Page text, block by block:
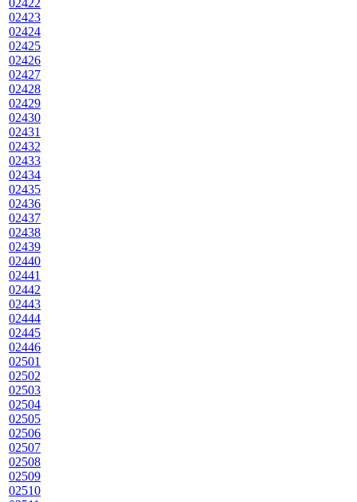
02422
02423
02424
02425
02426
02427
02428
02429
02430
02431
02432
02433
02434
02435
02436
02437
02438
02439
02440
02441
02442
02443
02444
02445
02446
02501
02502
02503
02504
02505
02506
02507
02508
02509
02510